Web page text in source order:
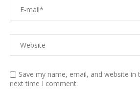
Save my name, email, and website
next time I comment.